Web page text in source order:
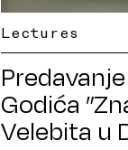
Lectures
Godića
Velebita u